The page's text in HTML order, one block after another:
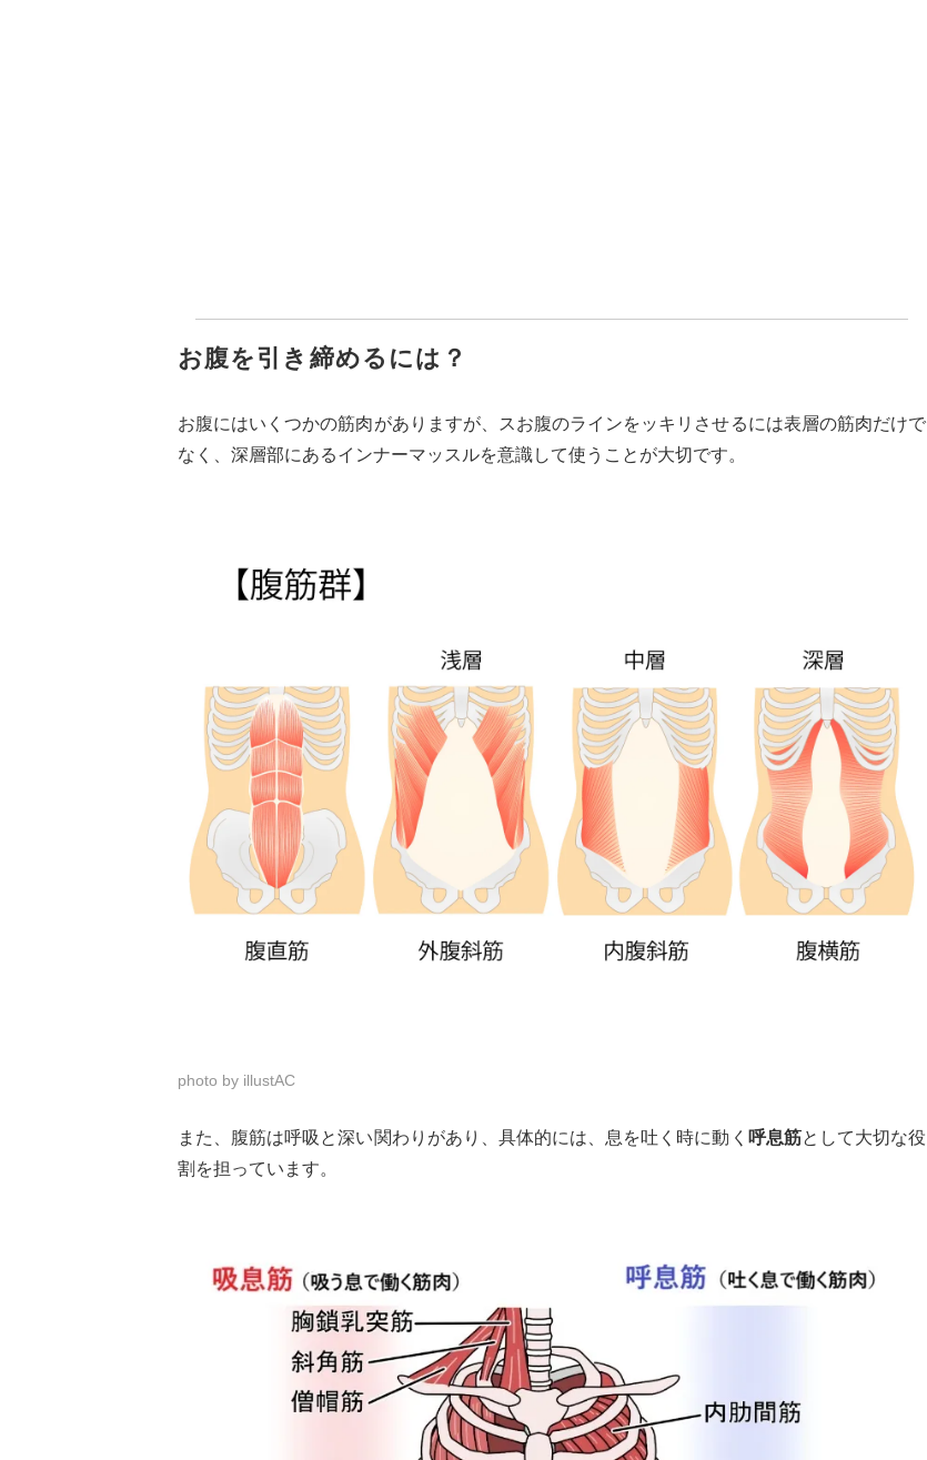
お腹を引き締めるには？
お腹にはいくつかの筋肉がありますが、スお腹のラインをッキリさせるには表層の筋肉だけで
なく、深層部にあるインナーマッスルを意識して使うことが大切です。
photo by illustAC
また、腹筋は呼吸と深い関わりがあり、具体的には、息を吐く時に動く 呼息筋として大切な役
割を担っています。